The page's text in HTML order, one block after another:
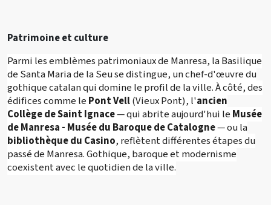
Patrimoine et culture
Parmi les emblèmes patrimoniaux de Manresa, la Basilique
de Santa Maria de la Seu se distingue, un chef-d'œuvre du
gothique catalan qui domine le profil de la ville. À côté, des
édifices comme le Pont Vell(Vieux Pont), l'ancien
Collège de Saint Ignace— qui abrite aujourd'hui le Musée
de Manresa - Musée du Baroque de Catalogne— ou la
bibliothèque du Casino, reflètent différentes étapes du
passé de Manresa. Gothique, baroque et modernisme
coexistent avec le quotidien de la ville.